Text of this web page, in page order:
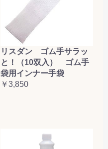
リスダン ゴム手サラッ
と！（10双入） ゴム手
袋用インナー手袋
￥3,850